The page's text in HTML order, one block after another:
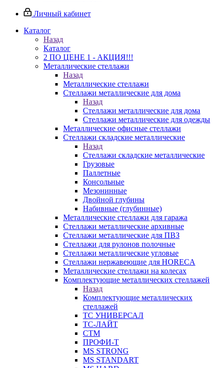
Личный кабинет
Каталог
Назад
Каталог
2 ПО ЦЕНЕ 1 - АКЦИЯ!!!
Металлические стеллажи
Назад
Металлические стеллажи
Стеллажи металлические для дома
Назад
Стеллажи металлические для дома
Стеллажи металлические для одежды
Металлические офисные стеллажи
Стеллажи складские металлические
Назад
Стеллажи складские металлические
Грузовые
Паллетные
Консольные
Мезонинные
Двойной глубины
Набивные (глубинные)
Металлические стеллажи для гаража
Стеллажи металлические архивные
Стеллажи металлические для ПВЗ
Стеллажи для рулонов полочные
Стеллажи металлические угловые
Стеллажи нержавеющие для HORECA
Металлические стеллажи на колесах
Комплектующие металлических стеллажей
Назад
Комплектующие металлических
стеллажей
ТС УНИВЕРСАЛ
ТС-ЛАЙТ
СТМ
ПРОФИ-Т
MS STRONG
MS STANDART